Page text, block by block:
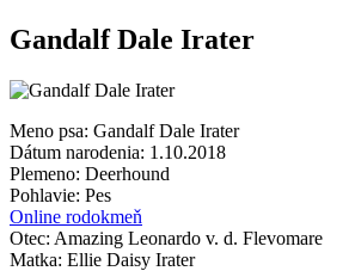
Gandalf Dale Irater
Meno psa: Gandalf Dale Irater
Dátum narodenia: 1.10.2018
Plemeno: Deerhound
Pohlavie: Pes
Online rodokmeň
Otec: Amazing Leonardo v. d. Flevomare
Matka: Ellie Daisy Irater